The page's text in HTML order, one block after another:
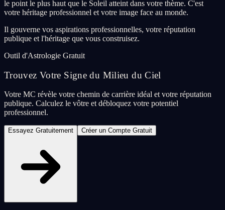
le point le plus haut que le Soleil atteint dans votre thème. C'est
votre héritage professionnel et votre image face au monde.
Il gouverne vos aspirations professionnelles, votre réputation
publique et l'héritage que vous construisez.
Outil d'Astrologie Gratuit
Trouvez Votre Signe du Milieu du Ciel
Votre MC révèle votre chemin de carrière idéal et votre réputation
publique. Calculez le vôtre et débloquez votre potentiel
professionnel.
Essayez Gratuitement Créer un Compte Gratuit